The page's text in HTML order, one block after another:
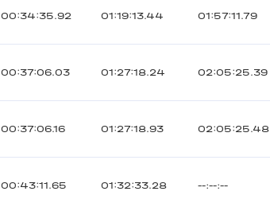
00:34:35.92 01:19:13.44 01:57:11.79
00:37:06.03 01:27:18.24 02:05:25.39
00:37:06.16 01:27:18.93 02:05:25.48
00:43:11.65 01:32:33.28 --:--:--